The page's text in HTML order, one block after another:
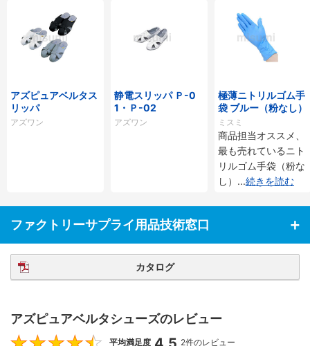
アズピュアベルタス
リッパ
アズワン
静電スリッパ Ｐ-0
1・Ｐ-02
アズワン
極薄ニトリルゴム手
袋 ブルー（粉なし）
ミスミ
商品担当オススメ、
最も売れているニト
リルゴム手袋（粉な
し） ...続きを読む
ファクトリーサプライ用品技術窓口
カタログ
アズピュアベルタシューズのレビュー
4.5
平均満足度 2件のレビュー